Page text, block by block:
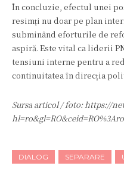
În concluzie, efectul unei
resimți nu doar pe plan
subminând eforturile de
aspiră. Este vital ca liderii
tensiuni interne pentru a
continuitatea în direcția
Sursa articol / foto: https://
hl=ro&gl=RO&ceid=RO%3Aro
DIALOG SEPARARE